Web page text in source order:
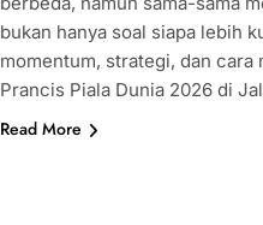
bukan hanya soal siapa lebih
momentum, strategi, dan cara
Prancis Piala Dunia 2026 di
Read More